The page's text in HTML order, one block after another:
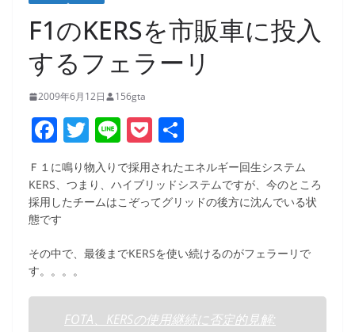
F1のKERSを市販車に投入
するフェラーリ
2009年6月12日 156gta
F
a
c
e
o
o
k
T
w
itt
er
Li
n
e
P
o
ck
et
有
Ｆ１に鳴り物入りで採用されたエネルギー回生システム
KERS、つまり、ハイブリッドシステムですが、今のところ
採用したチームはこぞってグリッドの後方に沈んでいる状
態です
その中で、最後までKERSを使い続けるのがフェラーリで
す。。。。
FOTA、KERSの使用継続に否定的見解: